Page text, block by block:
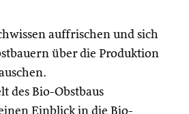
auffrischen und sich
über die Produktion
des Bio-Obstbaus